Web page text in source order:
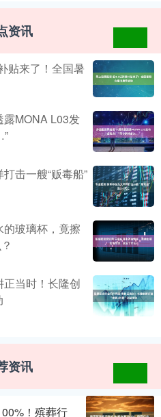
资讯
贴来了！全国暑
MONA L03发
击一艘“贩毒船”
玻璃杯，竟擦
当时！长隆创
资讯
！殡葬行